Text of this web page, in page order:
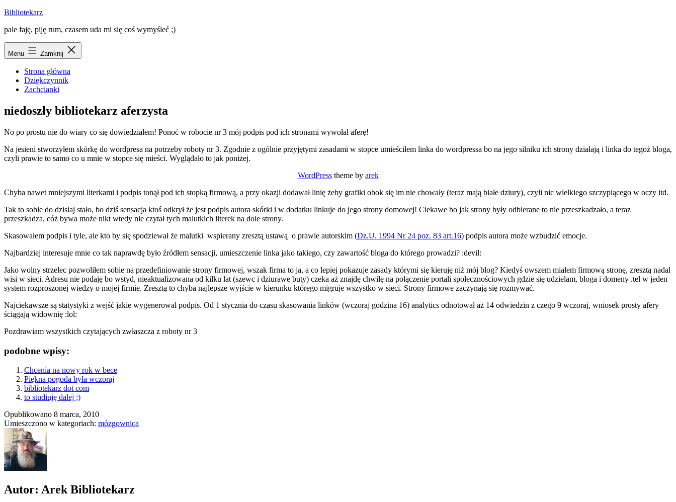
Przejdź
treści
Bibliotekarz
pale faję, piję rum, czasem uda mi się coś wymyśleć ;)
Menu Zamknij
Strona główna
Dziękczynnik
Zachcianki
niedoszły bibliotekarz aferzysta
No po prostu nie do wiary co się dowiedziałem! Ponoć w robocie nr 3 mój podpis pod ich stronami wywołał aferę!
Na jesieni stworzyłem skórkę do wordpresa na potrzeby roboty nr 3. Zgodnie z ogólnie przyjętymi zasadami w stopce umieściłem linka do wordpressa bo na jego silniku ich strony działają i linka do tegoż bloga,
czyli prawie to samo co u mnie w stopce się mieści. Wyglądało to jak poniżej.
WordPresstheme by arek
Chyba nawet mniejszymi literkami i podpis tonął pod ich stopką firmową, a przy okazji dodawał linię żeby grafiki obok się im nie chowały (teraz mają białe dziury), czyli nic wielkiego szczypiącego w oczy itd.
Tak to sobie do dzisiaj stało, bo dziś sensacja ktoś odkrył że jest podpis autora skórki i w dodatku linkuje do jego strony domowej! Ciekawe bo jak strony były odbierane to nie przeszkadzało, a teraz
przeszkadza, cóż bywa może nikt wtedy nie czytał tych malutkich literek na dole strony.
Skasowałem podpis i tyle, ale kto by się spodziewał że malutki wspierany zresztą ustawą o prawie autorskim (Dz.U. 1994 Nr 24 poz. 83 art.16) podpis autora może wzbudzić emocje.
Najbardziej interesuje mnie co tak naprawdę było źródłem sensacji, umieszczenie linka jako takiego, czy zawartość bloga do którego prowadzi? :devil:
Jako wolny strzelec pozwoliłem sobie na przedefiniowanie strony firmowej, wszak firma to ja, a co lepiej pokazuje zasady którymi się kieruję niż mój blog? Kiedyś owszem miałem firmową stronę, zresztą nadal
wisi w sieci. Adresu nie podaję bo wstyd, nieaktualizowana od kilku lat (szewc i dziurawe buty) czeka aż znajdę chwilę na połączenie portali społecznościowych gdzie się udzielam, bloga i domeny .tel w jeden
system rozproszonej wiedzy o mojej firmie. Zresztą to chyba najlepsze wyjście w kierunku którego migruje wszystko w sieci. Strony firmowe zaczynają się rozmywać.
Najciekawsze są statystyki z wejść jakie wygenerował podpis. Od 1 stycznia do czasu skasowania linków (wczoraj godzina 16) analytics odnotował aż 14 odwiedzin z czego 9 wczoraj, wniosek prosty afery
ściągają widownię :lol:
Pozdrawiam wszystkich czytających zwłaszcza z roboty nr 3
podobne wpisy:
Chcenia na nowy rok w bece
Piękna pogoda była wczoraj
bibliotekarz dot com
to studiuję dalej ;)
Opublikowano 8 marca, 2010
Umieszczono w kategoriach: mózgownica
Autor: Arek Bibliotekarz